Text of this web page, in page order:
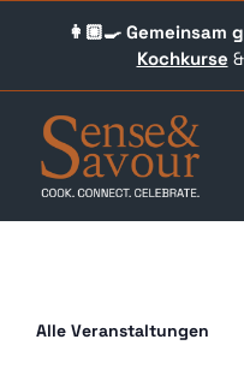
👩🏼‍🍳 Gemeinsam
Kochkurse &
Über uns
Alle Veranstaltungen